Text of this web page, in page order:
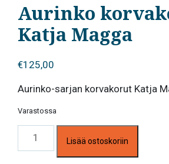
Aurinko
Katja Magga
€125,00
Aurinko-sarjan korvakorut Katja
Varastossa
korvakorut,
Lisää ostoskoriin